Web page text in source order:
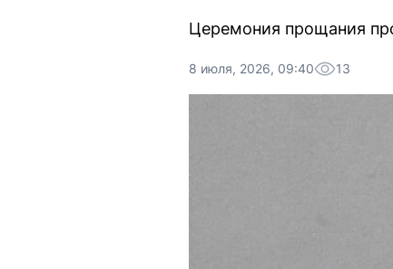
Церемония прощания
8 июля, 2026, 09:40 13